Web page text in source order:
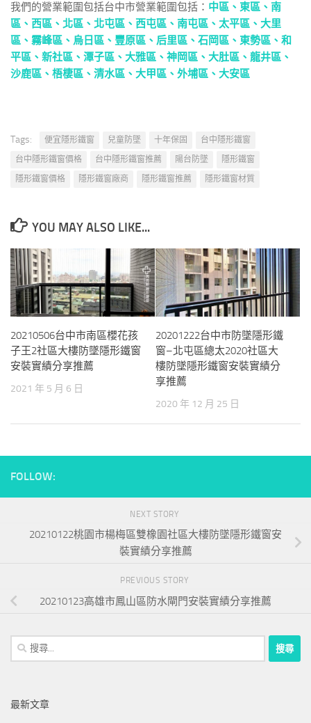
我們的營業範圍包括台中市營業範圍包括： 中區、 東區、 南
區、 西區、 北區、 北屯區、 西屯區、 南屯區、 太平區、 大里
區、 霧峰區、 烏日區、 豐原區、 后里區、 石岡區、 東勢區、 和
平區、 新社區、 潭子區、 大雅區、 神岡區、 大肚區、 龍井區、
沙鹿區、 梧棲區、 清水區、 大甲區、 外埔區、 大安區
Tags: 便宜隱形鐵窗 兒童防墜 十年保固
台中隱形鐵窗
台中隱形鐵窗價格
台中隱形鐵窗推薦 陽台防墜
隱形鐵窗
隱形鐵窗價格
隱形鐵窗廠商 隱形鐵窗推薦 隱形鐵窗材質
YOU MAY ALSO LIKE...
20210506台中市南區櫻花孩
子王2社區大樓防墜隱形鐵窗
安裝實績分享推薦
2021 年 5 月 6 日
20201222台中市防墜隱形鐵
窗–北屯區總太2020社區大
樓防墜隱形鐵窗安裝實績分
享推薦
2020 年 12 月 25 日
FOLLOW:
NEXT STORY
20210122桃園市楊梅區雙橡園社區大樓防墜隱形鐵窗安
裝實績分享推薦
PREVIOUS STORY
20210123高雄市鳳山區防水閘門安裝實績分享推薦
搜
尋
字:
最新文章